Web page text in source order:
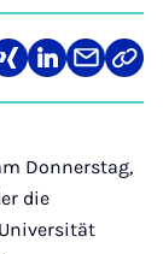
Teilen
auf
Teilen
auf
Teilen
über
Mail
Link
Donnerstag,
die